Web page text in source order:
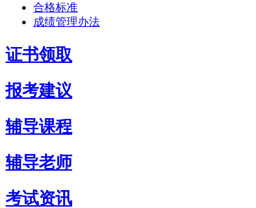
合格标准
成绩管理办法
证书领取
报考建议
辅导课程
辅导老师
考试资讯